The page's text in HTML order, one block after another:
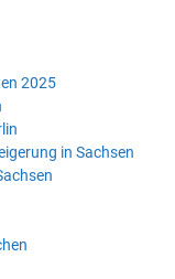
2025
in Sachsen